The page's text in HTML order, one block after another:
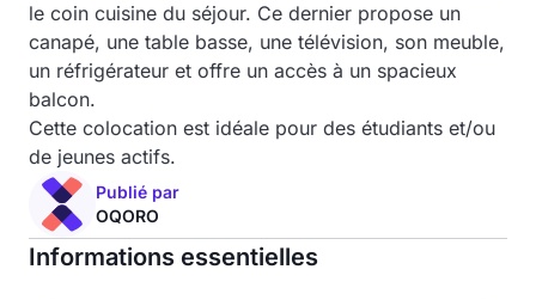
le coin cuisine du séjour. Ce dernier propose un
canapé, une table basse, une télévision, son meuble,
un réfrigérateur et offre un accès à un spacieux
balcon.
Cette colocation est idéale pour des étudiants et/ou
de jeunes actifs.
Publié par
OQORO
Informations essentielles